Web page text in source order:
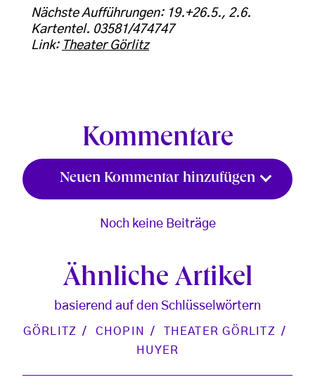
Nächste Aufführungen: 19.+26.5., 2.6.
Kartentel. 03581/474747
Link: Theater Görlitz
Kommentare
Neuen Kommentar hinzufügen
Noch keine Beiträge
Ähnliche Artikel
basierend auf den Schlüsselwörtern
GÖRLITZ CHOPIN
THEATER GÖRLITZ
HUYER